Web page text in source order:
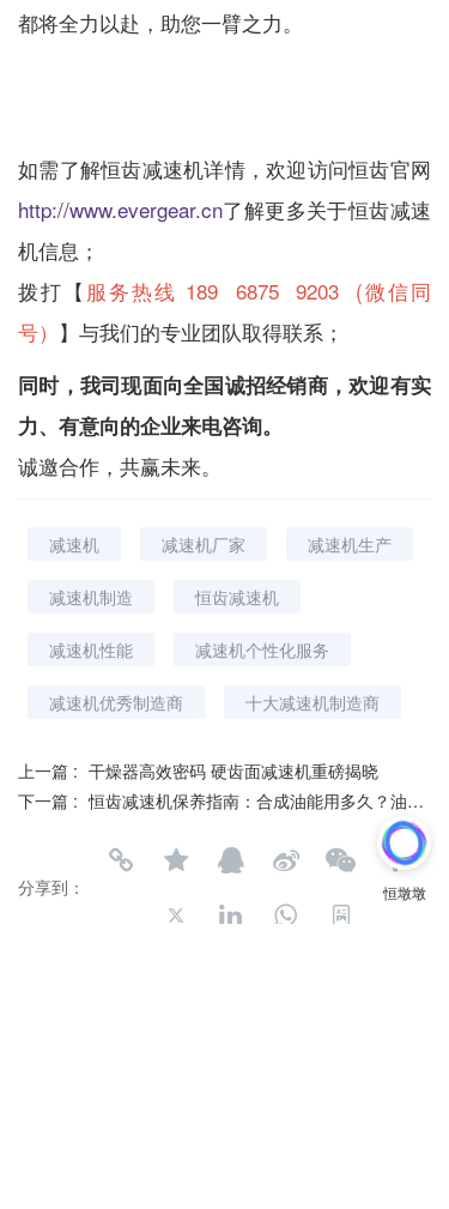
都将全力以赴，助您一臂之力。
如需了解恒齿减速机详情，欢迎访问恒齿官网
http://www.evergear.cn了解更多关于恒齿减速
机信息；
拨打【 服务热线 189 6875 9203 (微信同
号） 】与我们的专业团队取得联系；
同时，我司现面向全国诚招经销商，欢迎有实
力、有意向的企业来电咨询。
诚邀合作，共赢未来。
减速机 减速机厂家 减速机生产
减速机制造 恒齿减速机
减速机性能 减速机个性化服务
减速机优秀制造商 十大减速机制造商
上一篇 : 干燥器高效密码 硬齿面减速机重磅揭晓
下一篇 : 恒齿减速机保养指南：合成油能用多久？油封怎么换？一文读懂（上）
分享到：